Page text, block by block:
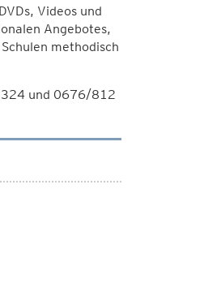
Videos und
Angebotes,
methodisch
und 0676/812